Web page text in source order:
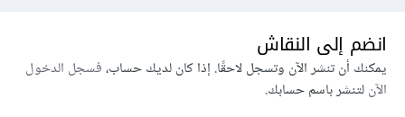
انضم إلى النقاش
يمكنك أن تنشر الآن وتسجل لاحقًا. إذا كان لديك حساب،فسجل الدخول
الآنلتنشر باسم حسابك.